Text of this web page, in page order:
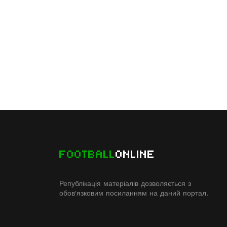
FOOTBALLONLINE
Републікація матеріалів дозволяється з
обов'язковим посиланням на даний портал.